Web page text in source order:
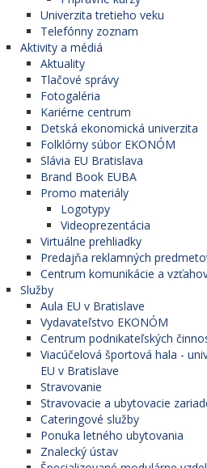
Univerzita tretieho veku
Telefónny zoznam
Aktivity a médiá
Aktuality
Tlačové správy
Fotogaléria
Kariérne centrum
Detská ekonomická univerzita
Folklórny súbor EKONÓM
Slávia EU Bratislava
Brand Book EUBA
Promo materiály
Logotypy
Videoprezentácia
Virtuálne prehliadky
Predajňa reklamných
Centrum komunikácie a
Služby
Aula EU v Bratislave
Vydavateľstvo EKONÓM
Centrum podnikateľských
Viacúčelová športová hala -
EU v Bratislave
Stravovanie
Stravovacie a ubytovacie
Cateringové služby
Ponuka letného ubytovania
Znalecký ústav